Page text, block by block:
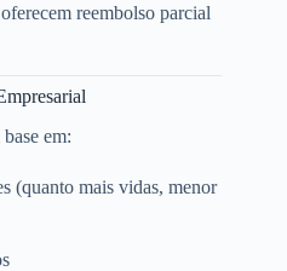
reembolso parcial
em:
(quanto mais vidas, menor